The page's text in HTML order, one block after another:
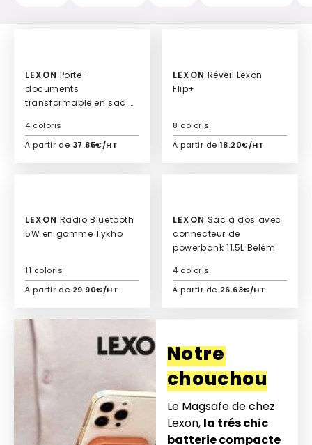
LEXON
documents
transformable en sac à
À partir de 37.85€/HT
4 coloris
LEXON
Flip+
À partir de 18.20€/HT
8 coloris
LEXON
5W en gomme Tykho
À partir de 29.90€/HT
11 coloris
LEXON
connecteur de
powerbank 11,5L Belém
À partir de 26.63€/HT
4 coloris
Notre
chouchou
Le Magsafe de chez
Lexon, la trés chic
batterie compacte